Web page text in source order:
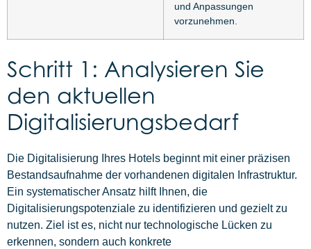
und Anpassungen
vorzunehmen.
Schritt 1: Analysieren Sie
den aktuellen
Digitalisierungsbedarf
Die Digitalisierung Ihres Hotels beginnt mit einer präzisen
Bestandsaufnahme der vorhandenen digitalen Infrastruktur.
Ein systematischer Ansatz hilft Ihnen, die
Digitalisierungspotenziale zu identifizieren und gezielt zu
nutzen. Ziel ist es, nicht nur technologische Lücken zu
erkennen, sondern auch konkrete